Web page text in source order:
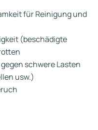
für Reinigung und
(beschädigte
schwere Lasten
usw.)